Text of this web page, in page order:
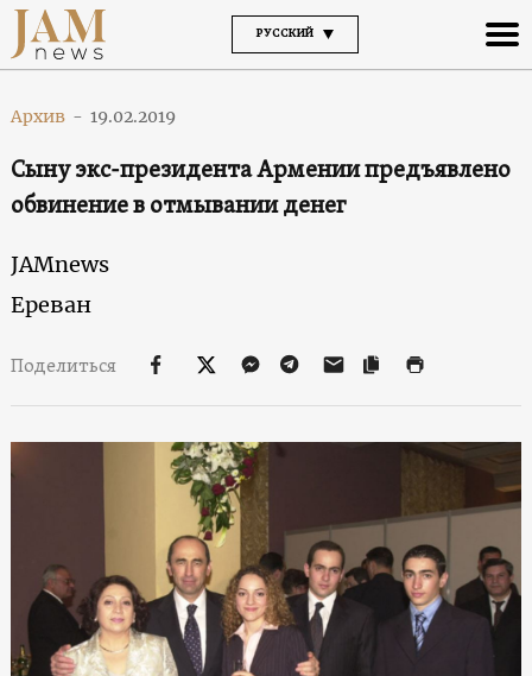
РУССКИЙ
Архив - 19.02.2019
Сыну экс-президента Армении предъявлено
обвинение в отмывании денег
JAMnews
Ереван
Поделиться